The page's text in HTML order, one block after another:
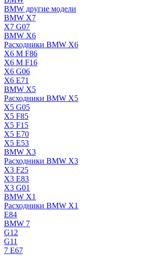
BMW другие модели
BMW X7
X7 G07
BMW X6
Расходники BMW X6
X6 M F86
X6 M F16
X6 G06
X6 E71
BMW X5
Расходники BMW X5
X5 G05
X5 F85
X5 F15
X5 E70
X5 E53
BMW X3
Расходники BMW X3
X3 F25
X3 E83
X3 G01
BMW X1
Расходники BMW X1
E84
BMW 7
G12
G11
7 Е67